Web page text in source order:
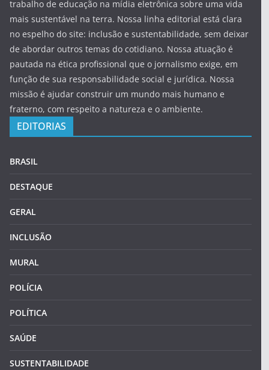
trabalho de educação na mídia eletrônica sobre uma vida
mais sustentável na terra. Nossa linha editorial está clara
no espelho do site: inclusão e sustentabilidade, sem deixar
de abordar outros temas do cotidiano. Nossa atuação é
pautada na ética profissional que o jornalismo exige, em
função de sua responsabilidade social e jurídica. Nossa
missão é ajudar construir um mundo mais humano e
fraterno, com respeito a natureza e o ambiente.
EDITORIAS
BRASIL
DESTAQUE
GERAL
INCLUSÃO
MURAL
POLÍCIA
POLÍTICA
SAÚDE
SUSTENTABILIDADE